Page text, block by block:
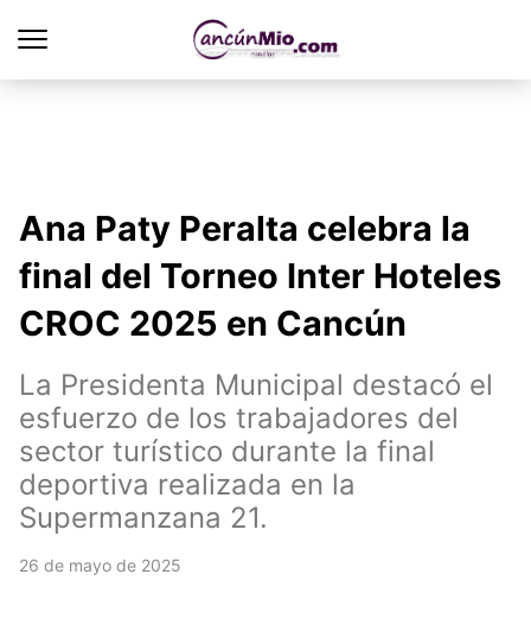
Ana Paty Peralta celebra la
final del Torneo Inter Hoteles
CROC 2025 en Cancún
La Presidenta Municipal destacó el
esfuerzo de los trabajadores del
sector turístico durante la final
deportiva realizada en la
Supermanzana 21.
26 de mayo de 2025